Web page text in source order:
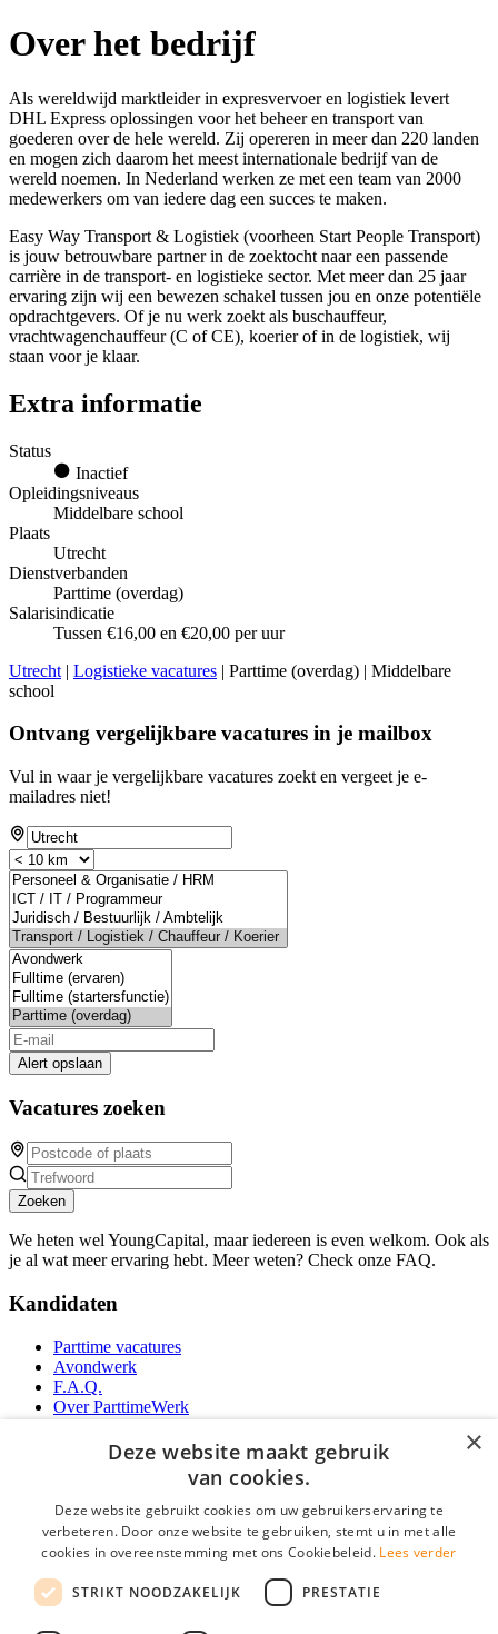
Over het bedrijf
Als wereldwijd marktleider in expresvervoer en logistiek levert
DHL Express oplossingen voor het beheer en transport van
goederen over de hele wereld. Zij opereren in meer dan 220 landen
en mogen zich daarom het meest internationale bedrijf van de
wereld noemen. In Nederland werken ze met een team van 2000
medewerkers om van iedere dag een succes te maken.
Easy Way Transport & Logistiek (voorheen Start People Transport)
is jouw betrouwbare partner in de zoektocht naar een passende
carrière in de transport- en logistieke sector. Met meer dan 25 jaar
ervaring zijn wij een bewezen schakel tussen jou en onze potentiële
opdrachtgevers. Of je nu werk zoekt als buschauffeur,
vrachtwagenchauffeur (C of CE), koerier of in de logistiek, wij
staan voor je klaar.
Extra informatie
Status
Inactief
Opleidingsniveaus
Middelbare school
Plaats
Utrecht
Dienstverbanden
Parttime (overdag)
Salarisindicatie
Tussen €16,00 en €20,00 per uur
Utrecht | Logistieke vacatures | Parttime (overdag) | Middelbare
school
Ontvang vergelijkbare vacatures in je mailbox
Vul in waar je vergelijkbare vacatures zoekt en vergeet je e-
mailadres niet!
Alert opslaan
Vacatures zoeken
Zoeken
We heten wel YoungCapital, maar iedereen is even welkom. Ook als
je al wat meer ervaring hebt. Meer weten? Check onze FAQ.
Kandidaten
Parttime vacatures
Avondwerk
F.A.Q.
Over ParttimeWerk
YoungCapital Android App
Parttime personeel
Vacature aanmelden
Partners
Contact
×
Deze website maakt gebruik
van cookies.
Deze website gebruikt cookies om uw gebruikerservaring te
verbeteren. Door onze website te gebruiken, stemt u in met alle
cookies in overeenstemming met ons Cookiebeleid. Lees verder
STRIKT NOODZAKELIJK PRESTATIE